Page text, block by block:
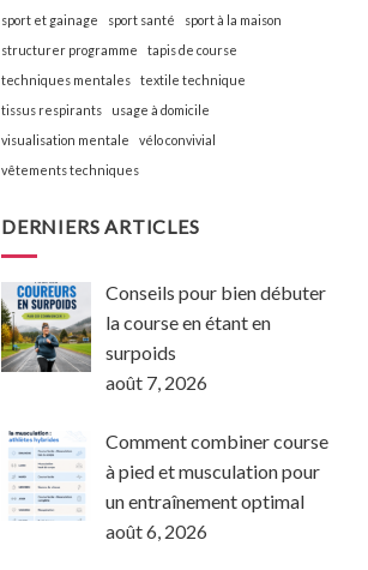
sport et gainage sport santé
sport à la maison
structurer programme
tapis de course
techniques mentales
textile technique
tissus respirants
usage à domicile
visualisation mentale
vélo convivial
vêtements techniques
DERNIERS ARTICLES
Conseils pour bien débuter
la course en étant en
surpoids
août 7, 2026
Comment combiner course
à pied et musculation pour
un entraînement optimal
août 6, 2026